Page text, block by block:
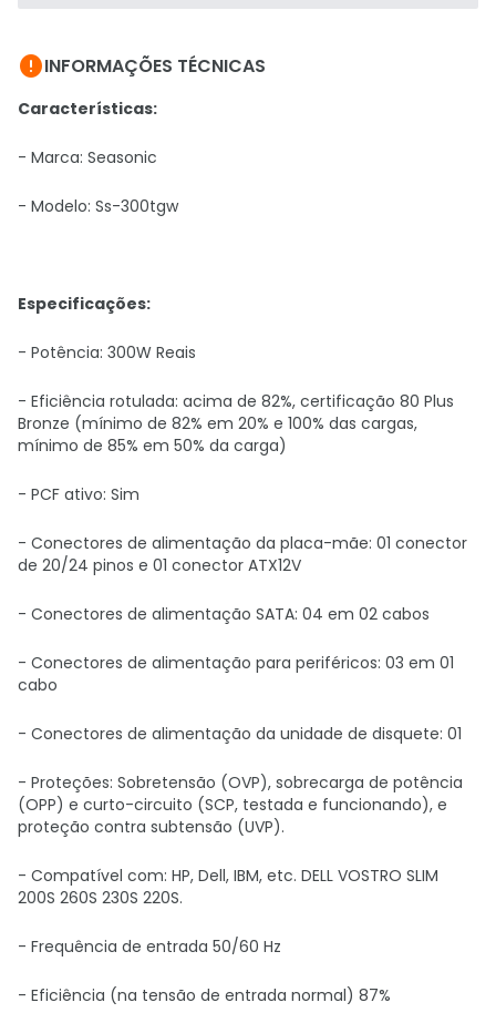
INFORMAÇÕES TÉCNICAS
Características:
- Marca: Seasonic
- Modelo: Ss-300tgw
Especificações:
- Potência: 300W Reais
- Eficiência rotulada: acima de 82%, certificação 80 Plus
Bronze (mínimo de 82% em 20% e 100% das cargas,
mínimo de 85% em 50% da carga)
- PCF ativo: Sim
- Conectores de alimentação da placa-mãe: 01 conector
de 20/24 pinos e 01 conector ATX12V
- Conectores de alimentação SATA: 04 em 02 cabos
- Conectores de alimentação para periféricos: 03 em 01
cabo
- Conectores de alimentação da unidade de disquete: 01
- Proteções: Sobretensão (OVP), sobrecarga de potência
(OPP) e curto-circuito (SCP, testada e funcionando), e
proteção contra subtensão (UVP).
- Compatível com: HP, Dell, IBM, etc. DELL VOSTRO SLIM
200S 260S 230S 220S.
- Frequência de entrada 50/60 Hz
- Eficiência (na tensão de entrada normal) 87%